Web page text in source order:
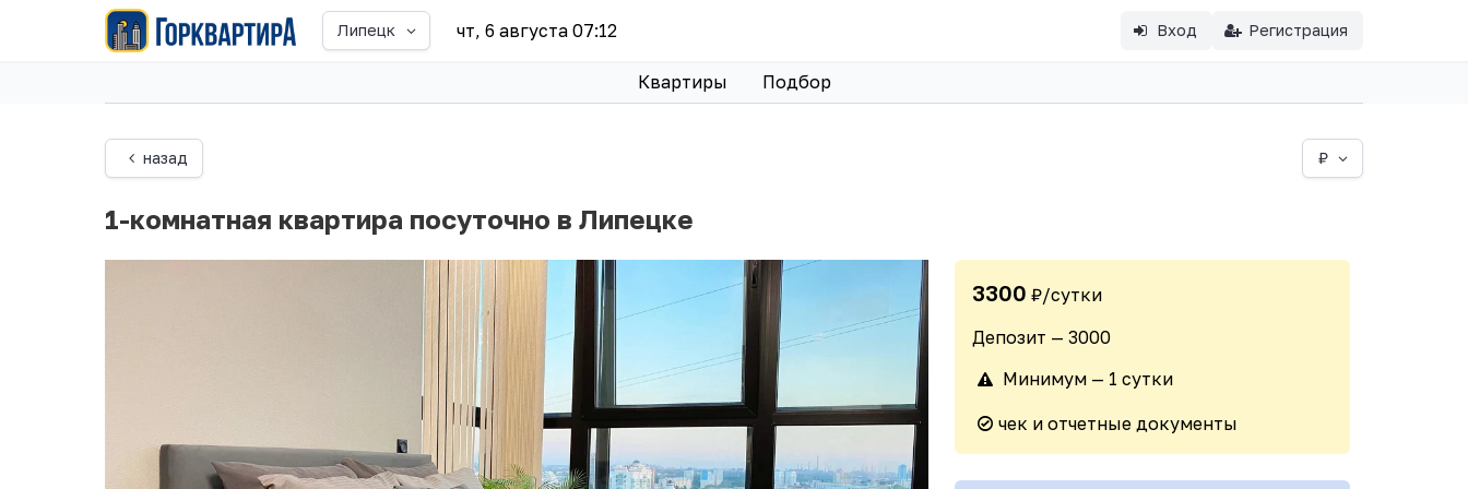
Липецк чт, 6 августа 07:12 Вход Регистрация
Квартиры Подбор
назад ₽
1-комнатная квартира посуточно в Липецке
3300 ₽/сутки
Депозит — 3000
Минимум — 1 сутки
чек и отчетные документы